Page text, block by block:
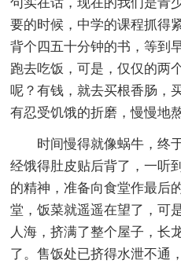
要的时候，中学的课程抓得
背个四五十分钟的书，等到
跑去吃饭，可是，仅仅的两
呢？有钱，就去买根香肠，
有忍受饥饿的折磨，慢慢地
时间慢得就像蜗牛，终于
经饿得肚皮贴后背了，一听
的精神，准备向食堂作最后
堂，饭菜就遥遥在望了，可
人海，挤满了整个屋子，长
了。售饭处已挤得水泄不通